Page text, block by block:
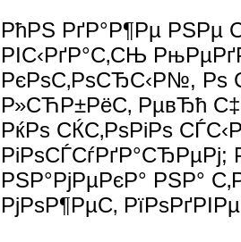
РћРЅ РґР°Р¶Рµ РЅРµ
РІС‹РґР°С‚СЊ
РєРѕС‚РѕСЂС‹Р№, Рѕ
Р»СЋР±РёС‚ РµвЂћ
РќРѕ СЌС‚РѕРіРѕ
РЅР°РјРµРєР° РЅР°
РјРѕР¶РµС‚